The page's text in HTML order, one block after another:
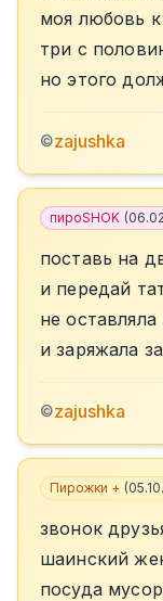
моя любовь к
три с
но этого
©zajushka
пироSHOK (
поставь на
и передай
не
и заряжала
©zajushka
Пирожки + (
звонок
шаинский
посуда